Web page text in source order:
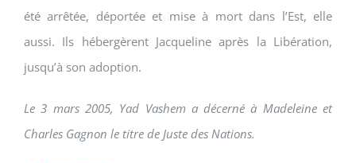
été arrêtée, déportée et mise à mort dans l’Est, elle
aussi. Ils hébergèrent Jacqueline après la Libération,
jusqu’à son adoption.
Le 3 mars 2005, Yad Vashem a décerné à Madeleine et
Charles Gagnon le titre de Juste des Nations.